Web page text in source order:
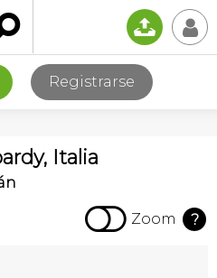
📤 👤
Registrarse
Italia
 Zoom ?